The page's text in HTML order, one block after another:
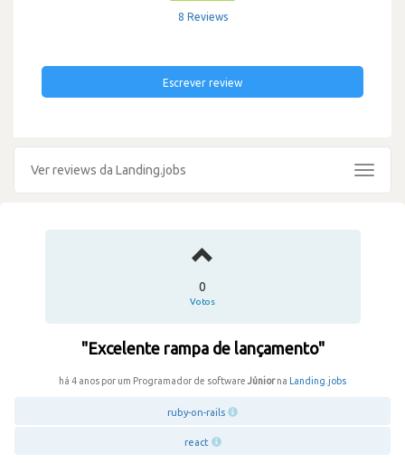
8 Reviews
Escrever review
Ver reviews da Landing.jobs
Toggle
0
Votos
"Excelente rampa de lançamento"
há 4 anos por um Programador de software Júniorna Landing.jobs
ruby-on-rails
react